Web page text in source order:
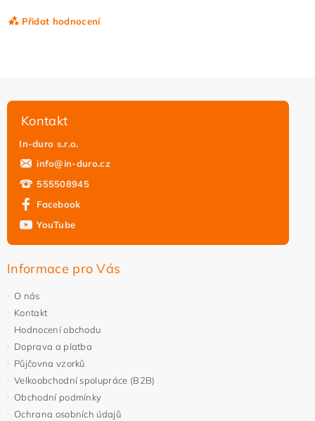
Přidat hodnocení
osobních údajů
Kontakt
In-duro s.r.o.
info@in-duro.cz
555508945
Facebook
YouTube
Informace pro Vás
O nás
Kontakt
Hodnocení obchodu
Doprava a platba
Půjčovna vzorků
Velkoobchodní spolupráce (B2B)
Obchodní podmínky
Ochrana osobních údajů